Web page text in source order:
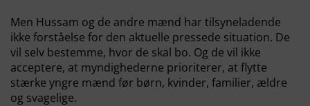
Men Hussam og de andre mænd har tilsyneladende
ikke forståelse for den aktuelle pressede situation. De
vil selv bestemme, hvor de skal bo. Og de vil ikke
acceptere, at myndighederne prioriterer, at flytte
stærke yngre mænd før børn, kvinder, familier, ældre
og svagelige.